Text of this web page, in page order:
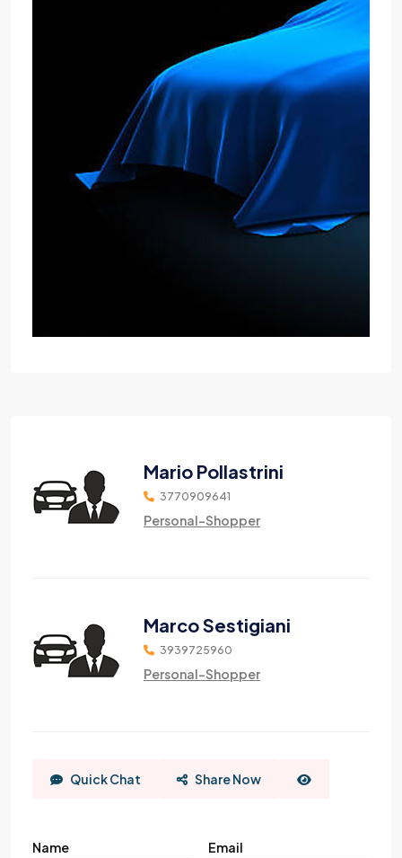
Mario Pollastrini
3770909641
Personal-Shopper
Marco Sestigiani
3939725960
Personal-Shopper
Quick Chat Share Now
Name Email